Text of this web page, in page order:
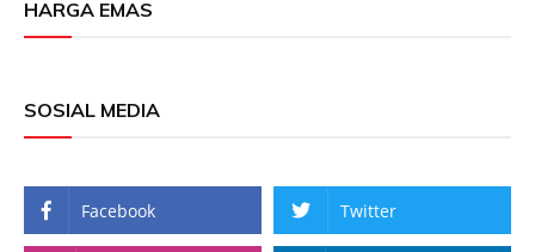
HARGA EMAS
SOSIAL MEDIA
Facebook Twitter